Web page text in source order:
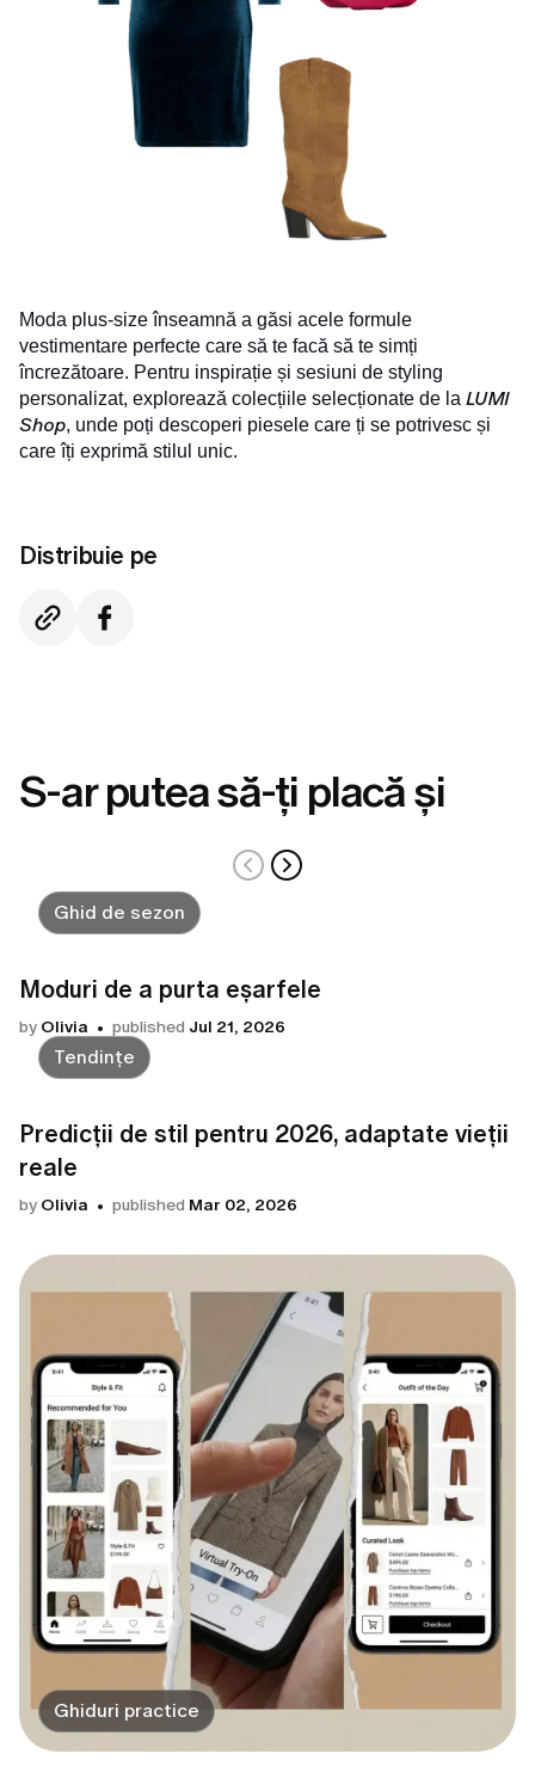
Moda plus-size înseamnă a găsi acele formule
vestimentare perfecte care să te facă să te simți
încrezătoare. Pentru inspirație și sesiuni de styling
personalizat, explorează colecțiile selecționate de la LUMI
Shop, unde poți descoperi piesele care ți se potrivesc și
care îți exprimă stilul unic.
Distribuie pe
S-ar putea să-ți placă și
Ghid de sezon
Moduri de a purta eșarfele
by Olivia published Jul 21, 2026
Tendințe
Predicții de stil pentru 2026, adaptate vieții
reale
by Olivia published Mar 02, 2026
Ghiduri practice